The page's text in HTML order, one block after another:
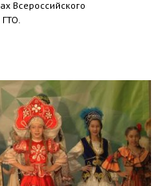
Всероссийского